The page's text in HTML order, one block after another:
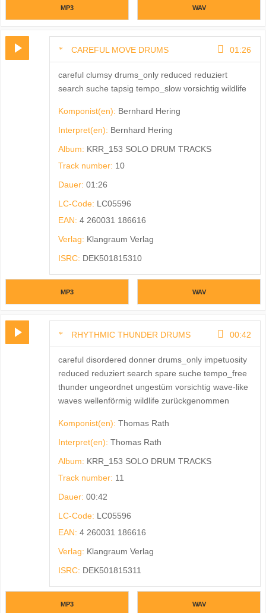
MP3 WAV
CAREFUL MOVE DRUMS 01:26
careful clumsy drums_only reduced reduziert
search suche tapsig tempo_slow vorsichtig wildlife
Komponist(en): Bernhard Hering
Interpret(en): Bernhard Hering
Album: KRR_153 SOLO DRUM TRACKS
Track number: 10
Dauer: 01:26
LC-Code: LC05596
EAN: 4 260031 186616
Verlag: Klangraum Verlag
ISRC: DEK501815310
MP3 WAV
RHYTHMIC THUNDER DRUMS 00:42
careful disordered donner drums_only impetuosity
reduced reduziert search spare suche tempo_free
thunder ungeordnet ungestüm vorsichtig wave-like
waves wellenförmig wildlife zurückgenommen
Komponist(en): Thomas Rath
Interpret(en): Thomas Rath
Album: KRR_153 SOLO DRUM TRACKS
Track number: 11
Dauer: 00:42
LC-Code: LC05596
EAN: 4 260031 186616
Verlag: Klangraum Verlag
ISRC: DEK501815311
MP3 WAV